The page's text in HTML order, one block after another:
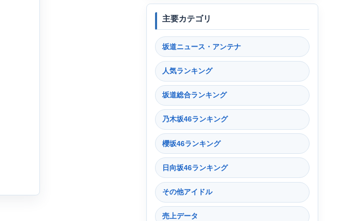
主要カテゴリ
坂道ニュース・アンテナ
人気ランキング
坂道総合ランキング
乃木坂46ランキング
櫻坂46ランキング
日向坂46ランキング
その他アイドル
売上データ